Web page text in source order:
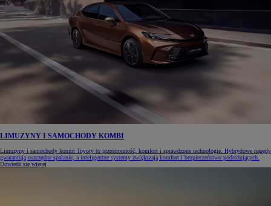
LIMUZYNY I SAMOCHODY KOMBI
Limuzyny i samochody kombi Toyoty to przestronność, komfort i sprawdzone technologie. Hybrydowe napędy
gwarantują oszczędne spalanie, a inteligentne systemy zwiększają komfort i bezpieczeństwo podróżujących.
Dowiedz się więcej